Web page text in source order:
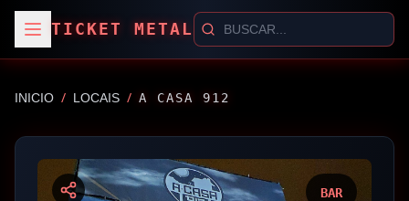
TICKET METAL
INICIO / LOCAIS / A CASA 912
BAR